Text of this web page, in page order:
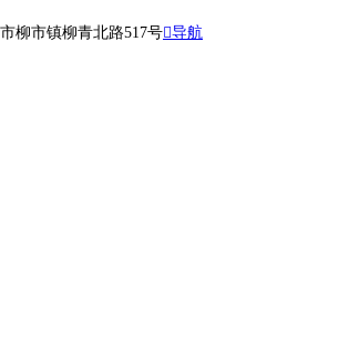
柳市镇柳青北路517号导航